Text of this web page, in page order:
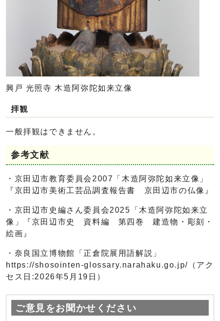
興戸 光照寺 木造阿弥陀如来立像
拝観
一般拝観はできません。
参考文献
・京田辺市教育委員会2007「木造阿弥陀如来立像」
『京田辺市美術工芸品調査報告書 京田辺市の仏像』
・京田辺市史編さん委員会2025「木造阿弥陀如来立
像」『京田辺市史 資料編 第四巻 建造物・彫刻・
絵画』
・奈良国立博物館「正倉院展用語解説」
https://shosointen-glossary.narahaku.go.jp/（アク
セス日:2026年5月19日）
ご意見をお聞かせください